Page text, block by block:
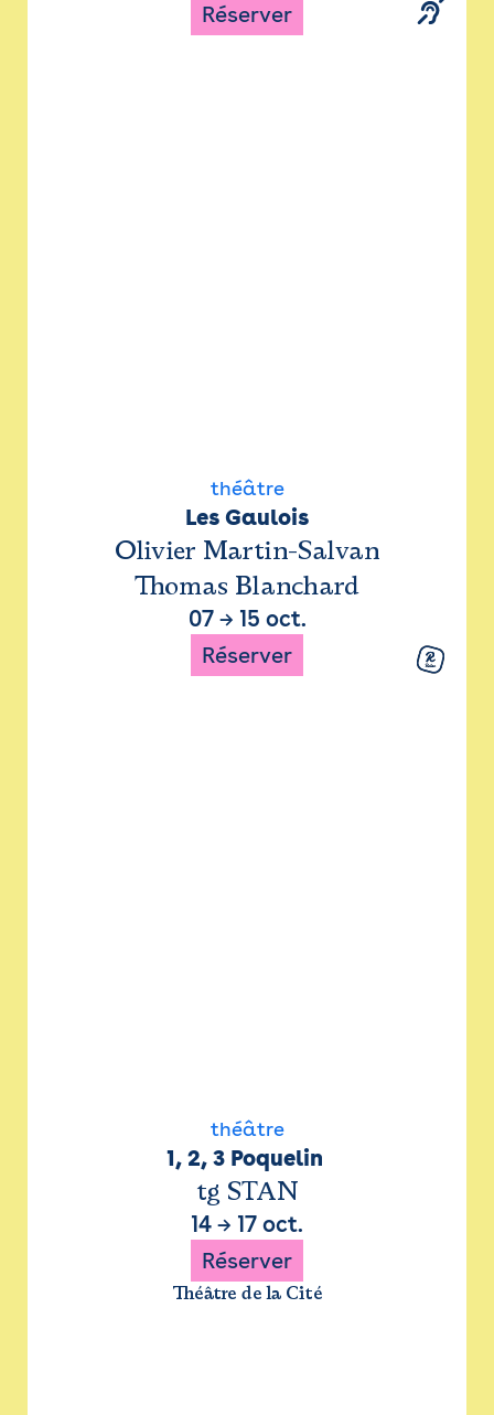
Réserver
théâtre
Les Gaulois
Olivier Martin-Salvan
Thomas Blanchard
07→ 15 oct.
Réserver
théâtre
1, 2, 3 Poquelin
tg STAN
14 → 17 oct.
Réserver
Théâtre de la Cité